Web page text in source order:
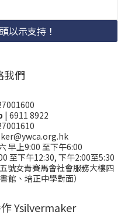
以示支持！
我們
| 6911 8922
早上9:00 至下午6:00
至下午12:30, 下午2:00至5:30
號女青賽馬會社會服務大樓四
館、培正中學對面）
Ysilvermaker